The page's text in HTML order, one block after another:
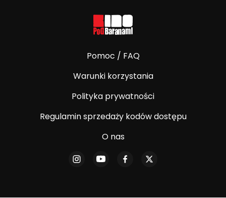
Pomoc / FAQ
Warunki korzystania
Polityka prywatności
Regulamin sprzedaży kodów dostępu
O nas